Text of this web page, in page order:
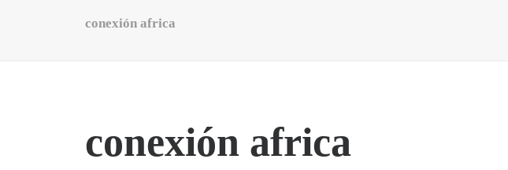
conexión africa
conexión africa